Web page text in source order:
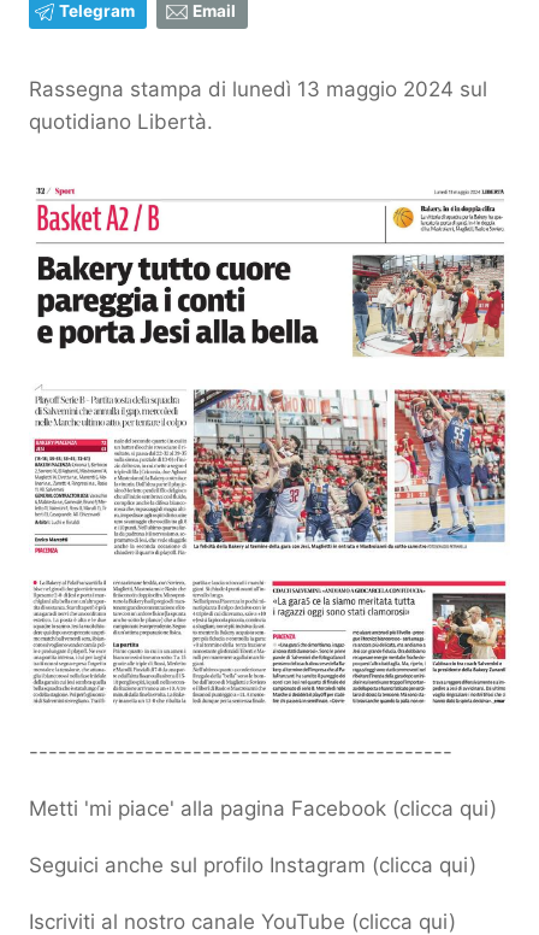
Telegram Email
Rassegna stampa di lunedì 13 maggio 2024 sul
quotidiano Libertà.
--------------------------------------------
Metti 'mi piace' alla pagina Facebook (clicca qui)
Seguici anche sul profilo Instagram (clicca qui)
Iscriviti al nostro canale YouTube (clicca qui)